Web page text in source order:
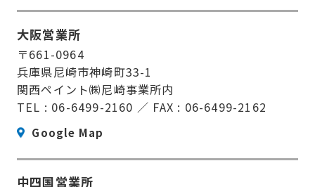
大阪営業所
〒661-0964
兵庫県尼崎市神崎町33-1
関西ペイント㈱尼崎事業所内
TEL : 06-6499-2160 ／ FAX : 06-6499-2162
Google Map
中四国営業所